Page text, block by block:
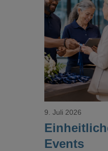
Events
9. Juli 2026